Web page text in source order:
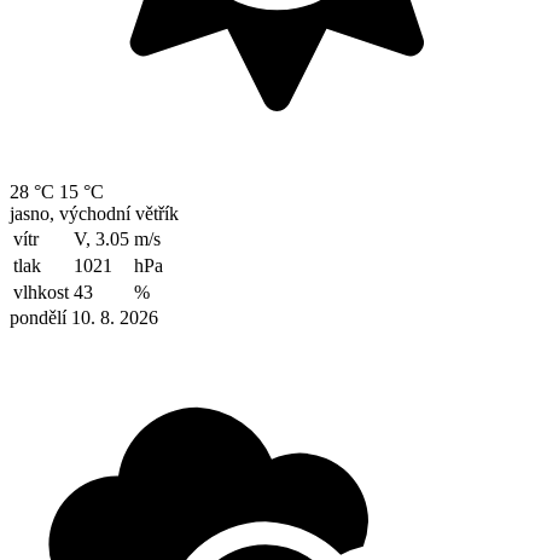
28 °C 15 °C
jasno, východní větřík
vítr
V, 3.05 m/s
tlak
1021
hPa
vlhkost 43
%
pondělí 10. 8. 2026